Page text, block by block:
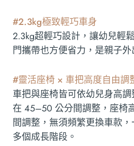
#2.3kg極致輕巧車身
2.3kg超輕巧設計，讓幼兒輕
門攜帶也方便省力，是親子外
#靈活座椅 × 車把高度自由調
車把與座椅皆可依幼兒身高
在 45–50 公分間調整，座椅
間調整，無須頻繁更換車款
多個成長階段。